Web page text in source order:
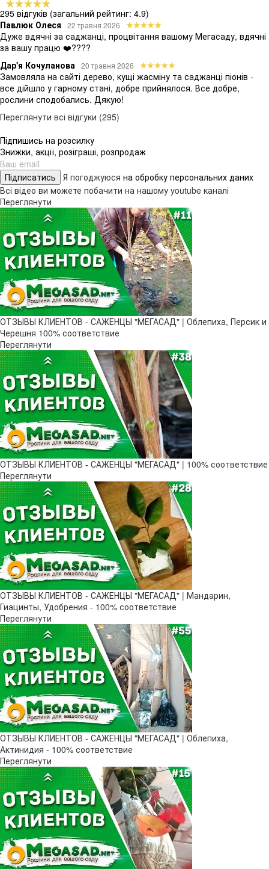
295 відгуків (загальний рейтинг: 4.9)
Павлюк Олеся
22 травня 2026
Дуже вдячні за саджанці, процвітання вашому Мегасаду, вдячні
за вашу працю ❤️????
Дар'я Кочуланова 20 травня 2026
Замовляла на сайті дерево, кущі жасміну та саджанці піонів -
все дійшло у гарному стані, добре прийнялося. Все добре,
рослини сподобались. Дякую!
Переглянути всі відгуки (295)
Підпишись на розсилку
Знижки, акції, розіграші, розпродаж
Підписатись Я погоджуюся на обробку персональних даних
Всі відео ви можете побачити на нашому youtube каналі
Переглянути
ОТЗЫВЫ КЛИЕНТОВ - САЖЕНЦЫ "МЕГАСАД" | Облепиха, Персик и
Черешня 100% соответствие
Переглянути
ОТЗЫВЫ КЛИЕНТОВ - САЖЕНЦЫ "МЕГАСАД" | 100% соответствие
Переглянути
ОТЗЫВЫ КЛИЕНТОВ - САЖЕНЦЫ "МЕГАСАД" | Мандарин,
Гиацинты, Удобрения - 100% соответствие
Переглянути
ОТЗЫВЫ КЛИЕНТОВ - САЖЕНЦЫ "МЕГАСАД" | Облепиха,
Актинидия - 100% соответствие
Переглянути